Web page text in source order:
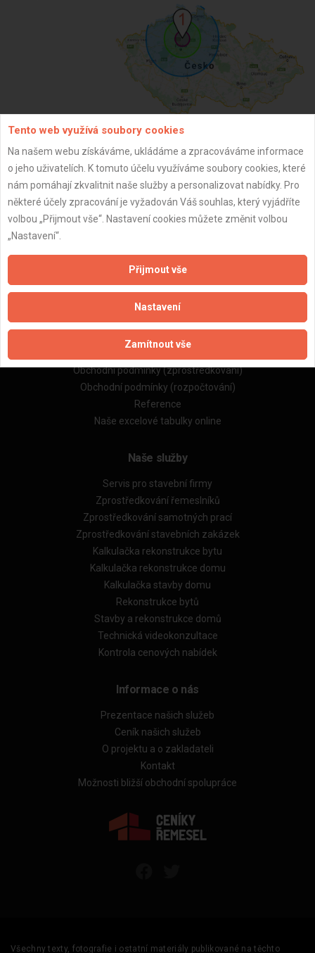
Aktualizováno z portálu ARES dne 01.01.2024 01:30:12
Důležité informace
Obchodní podmínky (zprostředkování)
Obchodní podmínky (rozpočtování)
Reference
Naše excelové tabulky online
Naše služby
Servis pro stavební firmy
Zprostředkování řemeslníků
Zprostředkování samotných prací
Zprostředkování stavebních zakázek
Kalkulačka rekonstrukce bytu
Kalkulačka rekonstrukce domu
Kalkulačka stavby domu
Rekonstrukce bytů
Stavby a rekonstrukce domů
Technická videokonzultace
Kontrola cenových nabídek
Informace o nás
Prezentace našich služeb
Ceník našich služeb
O projektu a o zakladateli
Kontakt
Možnosti bližší obchodní spolupráce
Všechny texty, fotografie i ostatní materiály publikované na těchto
Tento web využívá soubory cookies
Na našem webu získáváme, ukládáme a zpracováváme informace
o jeho uživatelích. K tomuto účelu využíváme soubory cookies, které
nám pomáhají zkvalitnit naše služby a personalizovat nabídky. Pro
některé účely zpracování je vyžadován Váš souhlas, který vyjádříte
volbou „Přijmout vše“. Nastavení cookies můžete změnit volbou
„Nastavení“.
Přijmout vše
Nastavení
Zamítnout vše